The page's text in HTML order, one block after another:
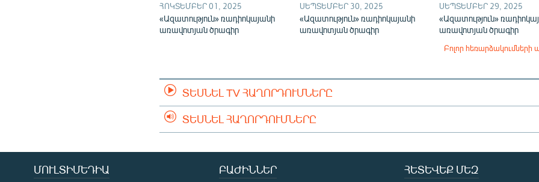
ՀՈԿՏԵՄԲԵՐ 01, 2025
«Ազատություն» ռադիոկայանի
առավոտյան ծրագիր
ՍԵՊՏԵՄԲԵՐ 30, 2025
«Ազատություն» ռադիոկայանի
առավոտյան ծրագիր
ՍԵՊՏԵՄԲԵՐ 29, 2025
«Ազատություն»
առավոտյան ծրագիր
Բոլոր հեռարձակումների
ՏԵՍՆԵԼ TV ՀԱՂՈՐԴՈՒՄՆԵՐԸ
ՏԵՍՆԵԼ ՀԱՂՈՐԴՈՒՄՆԵՐԸ
ՀԵՏԵՎԵՔ ՄԵԶ
ՄՈՒԼՏԻՄԵԴԻԱ ԲԱԺԻՆՆԵՐ